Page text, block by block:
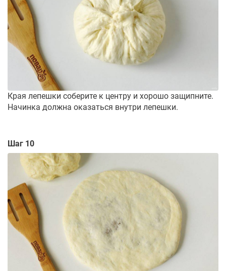
Края лепешки соберите к центру и хорошо защипните.
Начинка должна оказаться внутри лепешки.
Шаг 10